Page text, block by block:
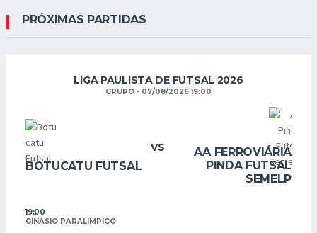
PRÓXIMAS PARTIDAS
LIGA PAULISTA DE FUTSAL 2026
GRUPO - 07/08/2026 19:00
BOTUCATU FUTSAL
VS
AA FERROVIÁRIA
PINDA FUTSAL
SEMELP
19:00
GINÁSIO PARALIMPICO